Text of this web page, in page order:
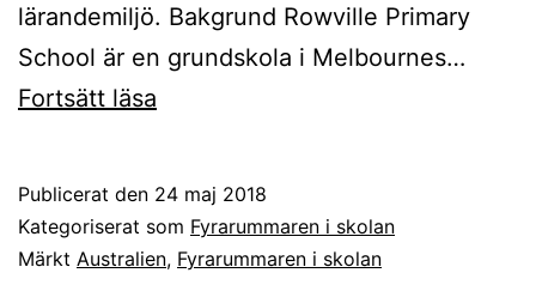
lärandemiljö. Bakgrund Rowville Primary
School är en grundskola i Melbournes…
Fortsätt läsa
skolkultur
–
Publicerat den 24 maj 2018
Kategoriserat som Fyrarummaren i skolan
Märkt Australien, Fyrarummaren i skolan